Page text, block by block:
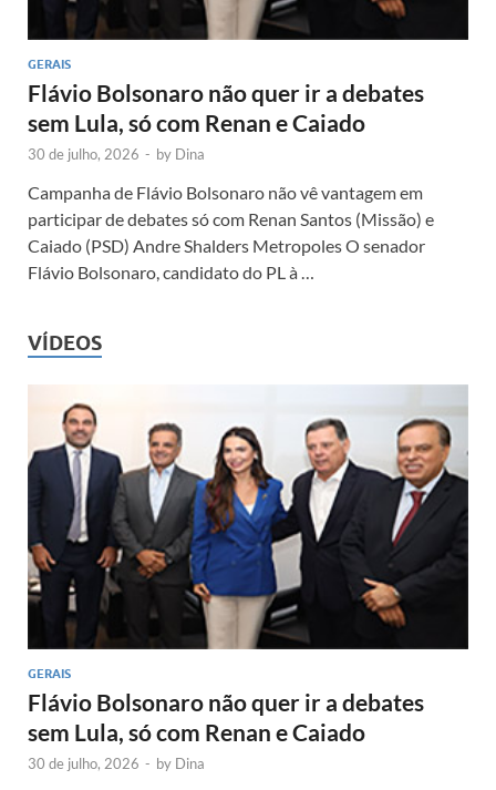
GERAIS
Flávio Bolsonaro não quer ir a debates
sem Lula, só com Renan e Caiado
30 de julho, 2026 - by Dina
Campanha de Flávio Bolsonaro não vê vantagem em
participar de debates só com Renan Santos (Missão) e
Caiado (PSD) Andre Shalders Metropoles O senador
Flávio Bolsonaro, candidato do PL à …
VÍDEOS
GERAIS
Flávio Bolsonaro não quer ir a debates
sem Lula, só com Renan e Caiado
30 de julho, 2026 - by Dina